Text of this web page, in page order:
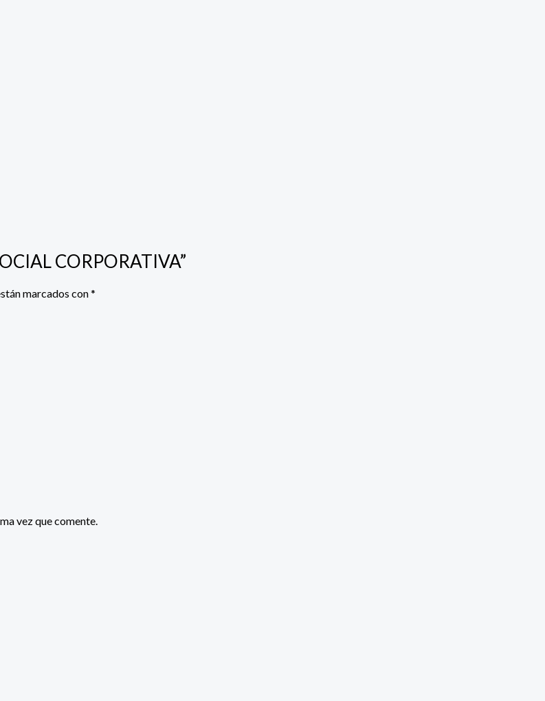
CORPORATIVA”
marcados con*
vez que comente.